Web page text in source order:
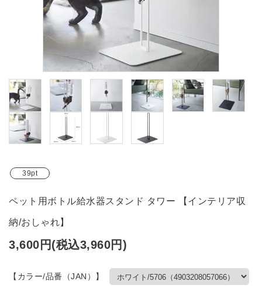
カテゴリーから探す
ブランド
ガイドライン
39pt
ペット用ボトル給水器スタンド タワー 【インテリア収
納/おしゃれ】
3,600円(税込3,960円)
【カラー/品番（JAN）】